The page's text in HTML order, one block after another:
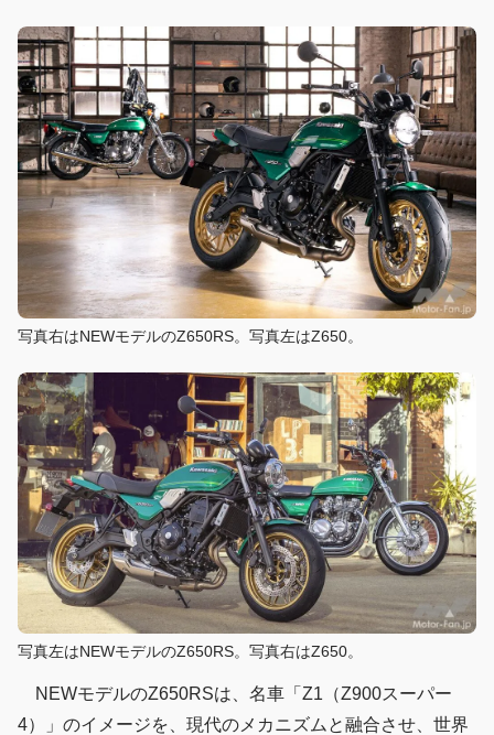
写真右はNEWモデルのZ650RS。写真左はZ650。
写真左はNEWモデルのZ650RS。写真右はZ650。
NEWモデルのZ650RSは、名車「Z1（Z900スーパー
4）」のイメージを、現代のメカニズムと融合させ、世界